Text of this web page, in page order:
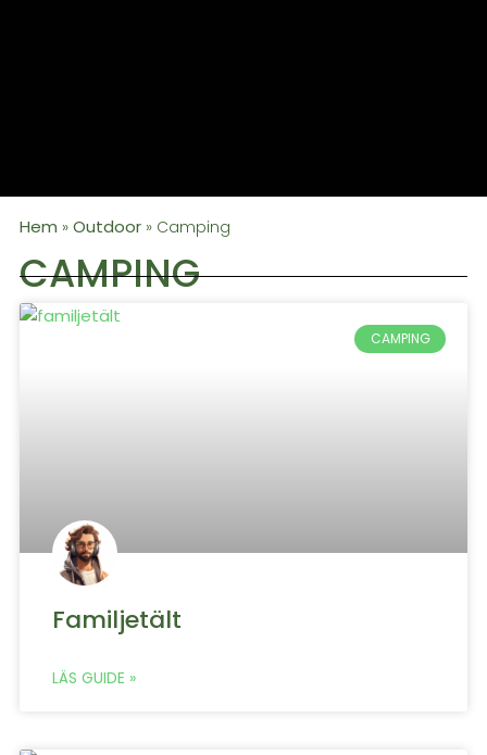
Hem » Outdoor» Camping
CAMPING
CAMPING
Familjetält
LÄS GUIDE »